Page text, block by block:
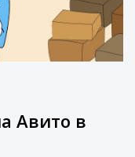
Авито в